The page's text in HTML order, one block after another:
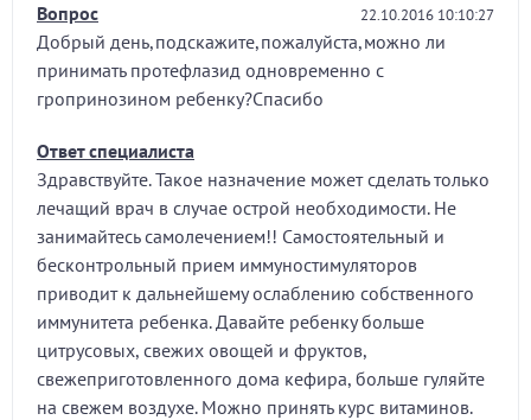
Вопрос 22.10.2016 10:10:27
Добрый день,подскажите,пожалуйста,можно ли
принимать протефлазид одновременно с
гропринозином ребенку?Спасибо
Ответ специалиста
Здравствуйте. Такое назначение может сделать только
лечащий врач в случае острой необходимости. Не
занимайтесь самолечением!! Самостоятельный и
бесконтрольный прием иммуностимуляторов
приводит к дальнейшему ослаблению собственного
иммунитета ребенка. Давайте ребенку больше
цитрусовых, свежих овощей и фруктов,
свежеприготовленного дома кефира, больше гуляйте
на свежем воздухе. Можно принять курс витаминов.